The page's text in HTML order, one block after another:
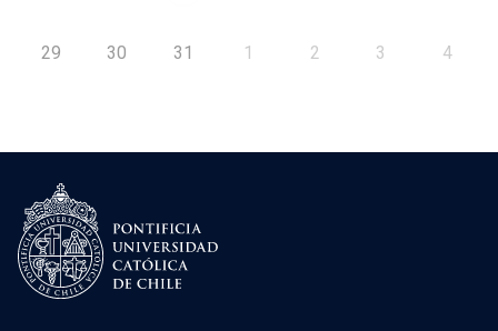
29 30 31 1 2 3 4